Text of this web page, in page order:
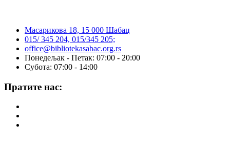
Масарикова 18, 15 000 Шабац
015/ 345 204, 015/345 205;
office@bibliotekasabac.org.rs
Понедељак - Петак: 07:00 - 20:00
Субота: 07:00 - 14:00
Пратите нас: